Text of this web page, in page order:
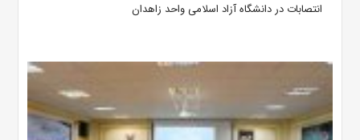
انتصابات در دانشگاه آزاد اسلامی واحد زاهدان